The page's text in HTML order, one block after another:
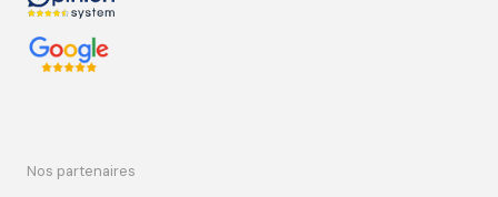
nos partenaires